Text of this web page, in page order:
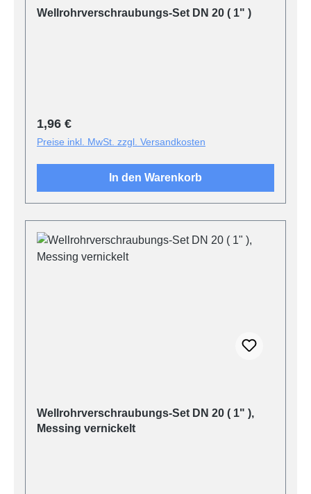
Wellrohrverschraubungs-Set DN 20 ( 1" )
Regulärer Preis:
1,96 €
Preise inkl. MwSt. zzgl. Versandkosten
In den Warenkorb
Wellrohrverschraubungs-Set DN 20 ( 1" ),
Messing vernickelt